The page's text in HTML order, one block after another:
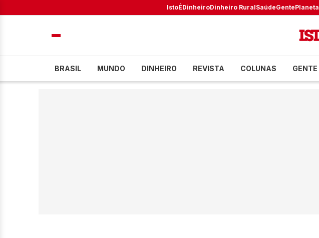
IstoÉDinheiroDinheiro RuralSaúdeGentePlaneta
BRASIL MUNDO DINHEIRO REVISTA COLUNAS GENTE